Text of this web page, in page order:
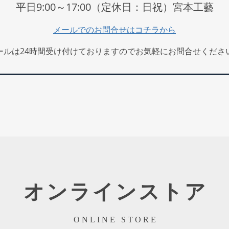
平日9:00～17:00（定休日：日祝）宮本工藝
メールでのお問合せはコチラから
ルは24時間受け付けておりますのでお気軽にお問合せくださ
オンラインストア
ONLINE STORE